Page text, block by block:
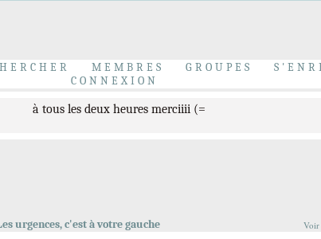
MEMBRES GROUPES
CONNEXION
Votez pour nous ici,làetmaintenant
Bienvenue Invité sur Dirty Laundry
urgences, c'est à votre gauche Voir